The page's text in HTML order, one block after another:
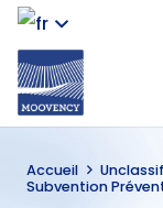
Accueil
Subvention